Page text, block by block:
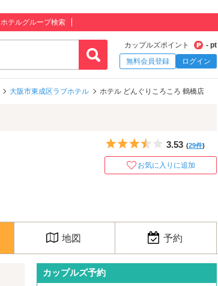
ホテルグループ検索
カップルズポイント
- pt
無料会員登録
ログイン
大阪市東成区ラブホテル ホテル どんぐりころころ 鶴橋店
5つ星のうち3.5
3.53 (29件)
お気に入りに追加
地図 予約
カップルズ予約